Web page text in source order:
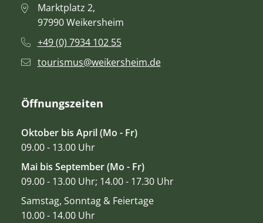
Marktplatz 2,
97990 Weikersheim
+49 (0) 7934 102 55
tourismus@weikersheim.de
Öffnungszeiten
Oktober bis April (Mo - Fr)
09.00 - 13.00 Uhr
Mai bis September (Mo - Fr)
09.00 - 13.00 Uhr; 14.00 - 17.30 Uhr
Samstag, Sonntag & Feiertage
10.00 - 14.00 Uhr